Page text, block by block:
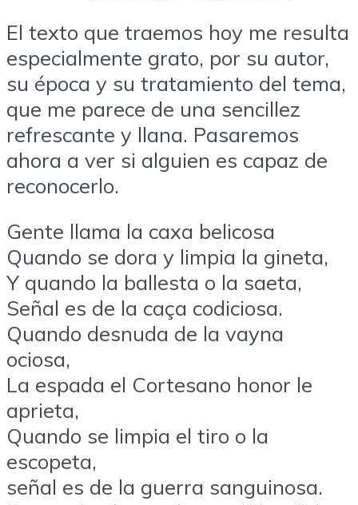
El texto que traemos hoy me resulta
especialmente grato, por su autor,
su época y su tratamiento del tema,
que me parece de una sencillez
refrescante y llana. Pasaremos
ahora a ver si alguien es capaz de
reconocerlo.
Gente llama la caxa belicosa
Quando se dora y limpia la gineta,
Y quando la ballesta o la saeta,
Señal es de la caça codiciosa.
Quando desnuda de la vayna
ociosa,
La espada el Cortesano honor le
aprieta,
Quando se limpia el tiro o la
escopeta,
señal es de la guerra sanguinosa.